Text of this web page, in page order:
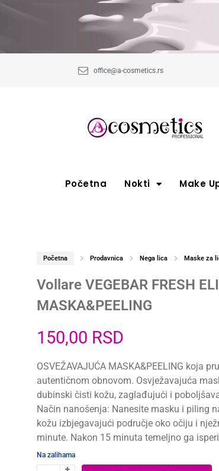
office@a-cosmetics.rs
Početna Nokti Make
Početna Prodavnica Nega lica Maske za
Vollare VEGEBAR FRESH
MASKA&PEELING
150,00 RSD
OSVEŽAVAJUĆA MASKA&PEELING koja
autentičnom obnovom. Osvježavajuća
dubinski čisti kožu, zaglađujući i
Način nanošenja: Nanesite masku i piling
kožu izbjegavajući područje oko očiju i
minute. Nakon 15 minuta temeljno ga
Na zalihama